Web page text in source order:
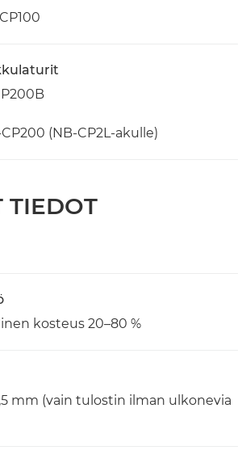
(NB-CP2L-akulle)
TIEDOT
kosteus 20–80 %
mm (vain tulostin ilman ulkonevia